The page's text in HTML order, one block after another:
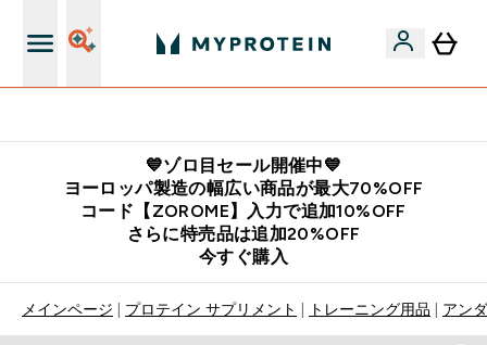
💙ゾロ目セール開催中💙
ヨーロッパ製造の幅広い商品が最大70%OFF
コード【ZOROME】入力で追加10%OFF
さらに特売品は追加20%OFF
今すぐ購入
メインページ プロテイン サプリメント トレーニング用品 アン